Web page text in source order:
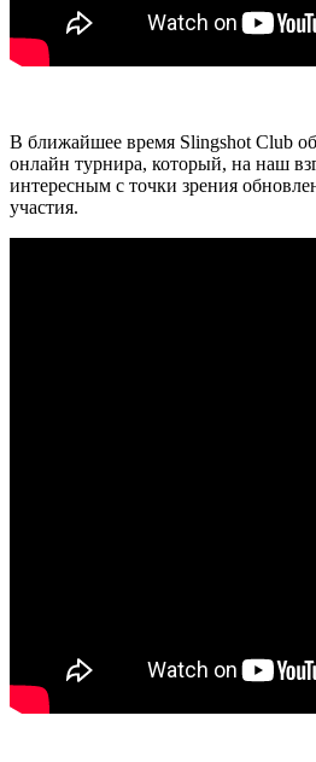
В ближайшее время Slingshot Club
онлайн турнира, который, на наш
интересным с точки зрения
участия.